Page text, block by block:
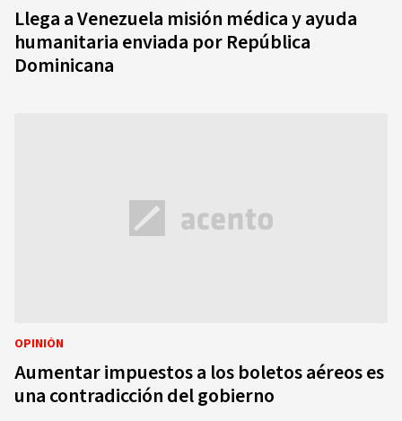
Llega a Venezuela misión médica y ayuda
humanitaria enviada por República
Dominicana
OPINIÓN
Aumentar impuestos a los boletos aéreos es
una contradicción del gobierno